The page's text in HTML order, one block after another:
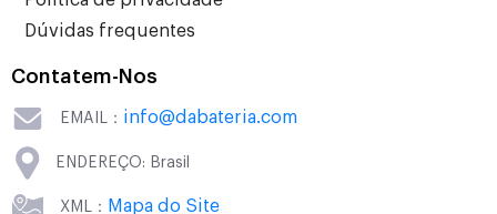
Dúvidas frequentes
Contatem-Nos
EMAIL： info@dabateria.com
ENDEREÇO: Brasil
XML： Mapa do Site